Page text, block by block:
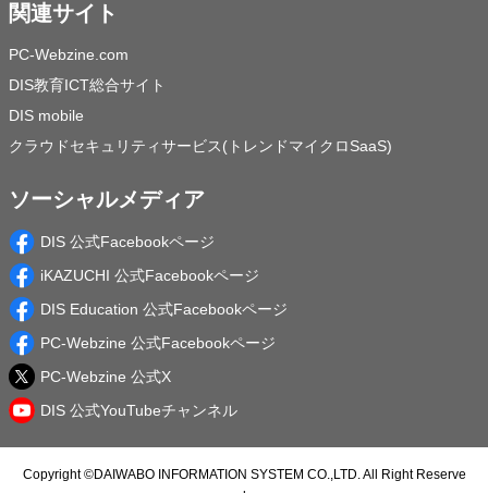
関連サイト
PC-Webzine.com
DIS教育ICT総合サイト
DIS mobile
クラウドセキュリティサービス(トレンドマイクロSaaS)
ソーシャルメディア
DIS 公式Facebookページ
iKAZUCHI 公式Facebookページ
DIS Education 公式Facebookページ
PC-Webzine 公式Facebookページ
PC-Webzine 公式X
DIS 公式YouTubeチャンネル
Copyright ©DAIWABO INFORMATION SYSTEM CO.,LTD.All Right Reserve